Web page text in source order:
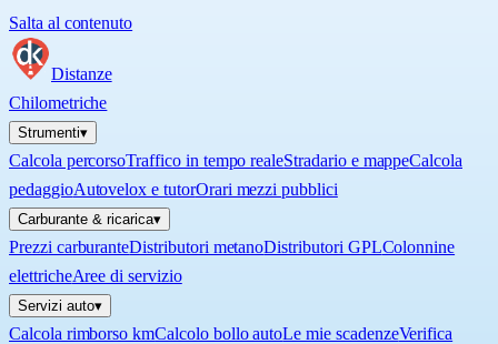
Salta al contenuto
Distanze
Chilometriche
Strumenti▾
Calcola percorsoTraffico in tempo realeStradario e mappeCalcola
pedaggioAutovelox e tutorOrari mezzi pubblici
Carburante & ricarica▾
Prezzi carburanteDistributori metanoDistributori GPLColonnine
elettricheAree di servizio
Servizi auto▾
Calcola rimborso kmCalcolo bollo autoLe mie scadenzeVerifica